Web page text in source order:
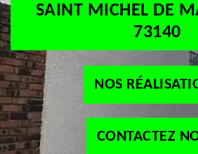
SAINT MICHEL DE
73140
NOS
CONTACTEZ